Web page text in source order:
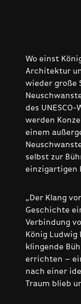
Wo einst
Architektur
wieder große
des
werden
einem
selbst zur
einzigartigen
„Der Klang
Geschichte
Verbindung
König Ludwig
klingende
errichten –
nach einer
Traum blieb